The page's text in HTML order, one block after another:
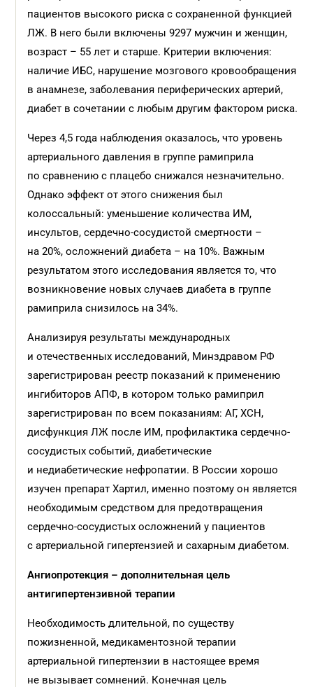
пациентов высокого риска с сохраненной функцией
ЛЖ. В него были включены 9297 мужчин и женщин,
возраст – 55 лет и старше. Критерии включения:
наличие ИБС, нарушение мозгового кровообращения
в анамнезе, заболевания периферических артерий,
диабет в сочетании с любым другим фактором риска.
Через 4,5 года наблюдения оказалось, что уровень
артериального давления в группе рамиприла
по сравнению с плацебо снижался незначительно.
Однако эффект от этого снижения был
колоссальный: уменьшение количества ИМ,
инсультов, сердечно-сосудистой смертности –
на 20%, осложнений диабета – на 10%. Важным
результатом этого исследования является то, что
возникновение новых случаев диабета в группе
рамиприла снизилось на 34%.
Анализируя результаты международных
и отечественных исследований, Минздравом РФ
зарегистрирован реестр показаний к применению
ингибиторов АПФ, в котором только рамиприл
зарегистрирован по всем показаниям: АГ, ХСН,
дисфункция ЛЖ после ИМ, профилактика сердечно-
сосудистых событий, диабетические
и недиабетические нефропатии. В России хорошо
изучен препарат Хартил, именно поэтому он является
необходимым средством для предотвращения
сердечно-сосудистых осложнений у пациентов
с артериальной гипертензией и сахарным диабетом.
Ангиопротекция – дополнительная цель
антигипертензивной терапии
Необходимость длительной, по существу
пожизненной, медикаментозной терапии
артериальной гипертензии в настоящее время
не вызывает сомнений. Конечная цель